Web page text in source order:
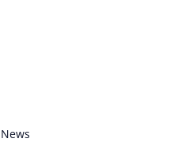
News